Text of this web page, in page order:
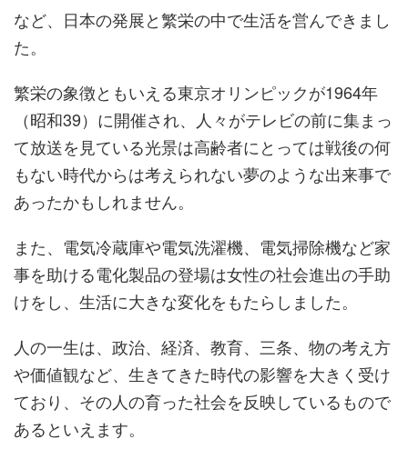
など、日本の発展と繁栄の中で生活を営んできまし
た。
繁栄の象徴ともいえる東京オリンピックが1964年
（昭和39）に開催され、人々がテレビの前に集まっ
て放送を見ている光景は高齢者にとっては戦後の何
もない時代からは考えられない夢のような出来事で
あったかもしれません。
また、電気冷蔵庫や電気洗濯機、電気掃除機など家
事を助ける電化製品の登場は女性の社会進出の手助
けをし、生活に大きな変化をもたらしました。
人の一生は、政治、経済、教育、三条、物の考え方
や価値観など、生きてきた時代の影響を大きく受け
ており、その人の育った社会を反映しているもので
あるといえます。